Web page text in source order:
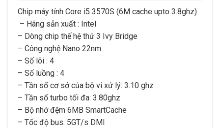
Chip máy tính Core i5 3570S (6M cache upto 3.8ghz)
– Hãng sản xuất : Intel
– Dòng chip thế hệ thứ 3 Ivy Bridge
– Công nghệ Nano 22nm
– Số lõi : 4
– Số luồng : 4
– Tần số cơ sở của bộ vi xử lý: 3.10 ghz
– Tần số turbo tối đa: 3.80ghz
– Bộ nhớ đệm 6MB SmartCache
– Tốc độ bus: 5GT/s DMI